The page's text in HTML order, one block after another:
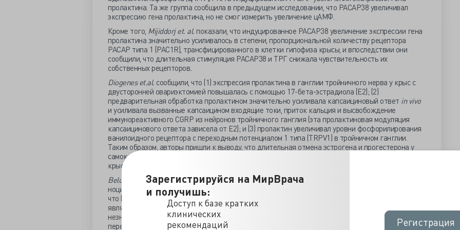
Зарегистрируйся на МирВрача
и получишь:
Доступ к базе кратких
клинических
рекомендаций
Регистрация
Регистрация
пролактина. Та же группа сообщила в предыдущем исследовании, что PACAP38 увеличивал
экспрессию гена пролактина, но не смог измерить увеличение цАМФ.
Кроме того, Mijiddorjet. al. показали, что индуцированное PACAP38 увеличение экспрессии гена
пролактина значительно усиливалось в степени, пропорциональной количеству рецептора
PACAP типа 1 (PAC1R), трансфицированного в клетки гипофиза крысы, и впоследствии они
сообщили, что длительная стимуляция PACAP38 и ТРГ снижала чувствительность их
собственных рецепторов.
Diogeneset.al. сообщили, что (1) экспрессия пролактина в ганглии тройничного нерва у крыс с
двусторонней овариэктомией повышалась с помощью 17-бета-эстрадиола (E2); (2)
предварительная обработка пролактином значительно усиливала капсаициновый ответ in vivo
и усиливала вызванные капсаицином входящие токи, приток кальция и высвобождение
иммунореактивного CGRP из нейронов тройничного ганглия (эта пролактиновая модуляция
капсаицинового ответа зависела от E2); и (3) пролактин увеличивал уровни фосфорилирования
ванилоидного рецептора с переходным потенциалом 1 типа (TRPV1) в тройничном ганглии.
Таким образом, авторы пришли к выводу, что длительная отмена эстрогена и прогестерона у
самок с двусторонней овариэктомией полностью снижает чувствительность к пролактину у
крыс.
Belugin
al.стремились выяснить механизмы, лежащие в основе усиленных пролактином
ноцицептивных реакций, путем быстрой модуляции каналов в ноцицепторах. Авторы показали,
что (1) преобладающей формой рецептора пролактина в нейронах тройничного ганглия
является PRLR-S, в то время как PRLR-L экспрессируется главным образом в глии с
незначительной экспрессией в сенсорных нейронах крыс; (2) пролактин индуцирует временную
передачу сигналов в сенсорных нейронах фосфоинозитид-3-киназой и протеинкиназой С; и (3)